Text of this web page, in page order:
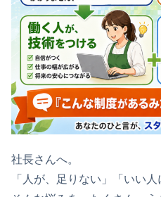
社長さんへ。
「人が、足りない」「いい